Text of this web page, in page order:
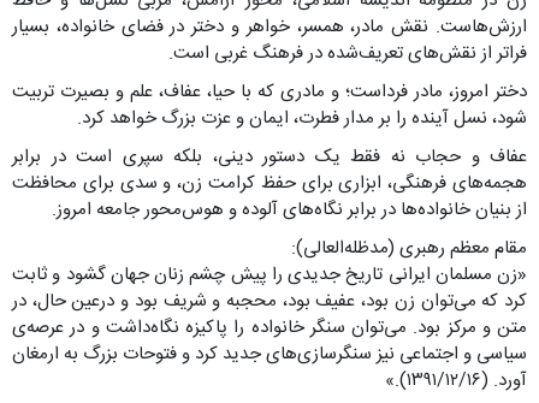
ارزش‌هاست. نقش مادر، همسر، خواهر و دختر در فضای خانواده، بسیار
فراتر از نقش‌های تعریف‌شده در فرهنگ غربی است.
دختر امروز، مادر فرداست؛ و مادری که با حیا، عفاف، علم و بصیرت تربیت
شود، نسل آینده را بر مدار فطرت، ایمان و عزت بزرگ خواهد کرد.
عفاف و حجاب نه فقط یک دستور دینی، بلکه سپری است در برابر
هجمه‌های فرهنگی، ابزاری برای حفظ کرامت زن، و سدی برای محافظت
از بنیان خانواده‌ها در برابر نگاه‌های آلوده و هوس‌محور جامعه امروز.
مقام معظم رهبری (مدظله‌العالی):
«زن مسلمان ایرانی تاریخ جدیدی را پیش چشم زنان جهان گشود و ثابت
کرد که می‌توان زن بود، عفیف بود، محجبه و شریف بود و درعین حال، در
متن و مرکز بود. می‌توان سنگر خانواده را پاکیزه نگاه‌داشت و در عرصه‌ی
سیاسی و اجتماعی نیز سنگرسازی‌های جدید کرد و فتوحات بزرگ به ارمغان
آورد. (۱۳۹۱/۱۲/۱۶).»